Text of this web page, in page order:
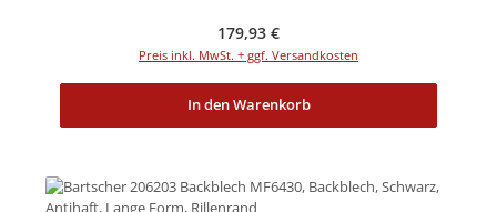
Regulärer Preis:
179,93 €
Preis inkl. MwSt. + ggf. Versandkosten
In den Warenkorb